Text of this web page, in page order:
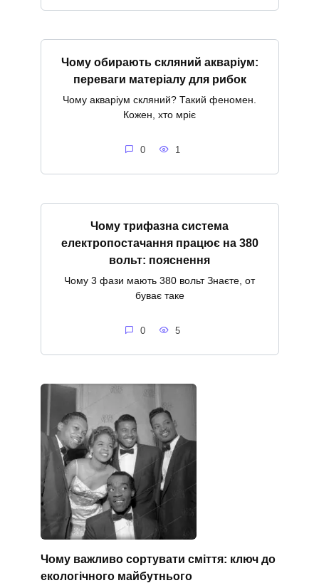
Чому обирають скляний акваріум:
переваги матеріалу для рибок
Чому акваріум скляний? Такий феномен.
Кожен, хто мріє
0 1
Чому трифазна система
електропостачання працює на 380
вольт: пояснення
Чому 3 фази мають 380 вольт Знаєте, от
буває таке
0 5
Чому важливо сортувати сміття: ключ до
екологічного майбутнього